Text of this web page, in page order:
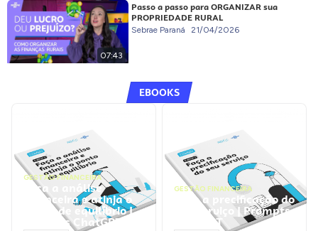
07:43
Passo a passo para ORGANIZAR sua
PROPRIEDADE RURAL
Sebrae Paraná 21/04/2026
EBOOKS
GESTÃO FINANCEIRA
Faça a análise
financeira e atinja o
ponto de equilíbrio |
Prompts ChatGPT
GESTÃO FINANCEIRA
Faça a precificação do
seu serviço | Prompts
ChatGPT